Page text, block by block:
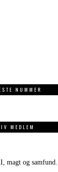
NUMMER
MEDLEM
magt og samfund.